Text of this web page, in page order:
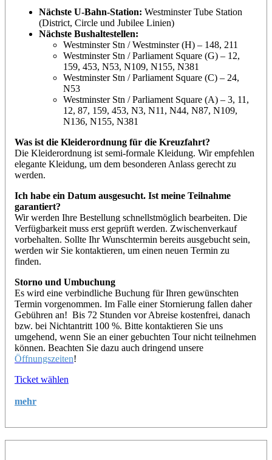
Nächste U-Bahn-Station: Westminster Tube Station
(District, Circle und Jubilee Linien)
Nächste Bushaltestellen:
Westminster Stn / Westminster (H) – 148, 211
Westminster Stn / Parliament Square (G) – 12,
159, 453, N53, N109, N155, N381
Westminster Stn / Parliament Square (C) – 24,
N53
Westminster Stn / Parliament Square (A) – 3, 11,
12, 87, 159, 453, N3, N11, N44, N87, N109,
N136, N155, N381
Was ist die Kleiderordnung für die Kreuzfahrt?
Die Kleiderordnung ist semi-formale Kleidung. Wir empfehlen
elegante Kleidung, um dem besonderen Anlass gerecht zu
werden.
Ich habe ein Datum ausgesucht. Ist meine Teilnahme
garantiert?
Wir werden Ihre Bestellung schnellstmöglich bearbeiten. Die
Verfügbarkeit muss erst geprüft werden. Zwischenverkauf
vorbehalten. Sollte Ihr Wunschtermin bereits ausgebucht sein,
werden wir Sie kontaktieren, um einen neuen Termin zu
finden.
Storno und Umbuchung
Es wird eine verbindliche Buchung für Ihren gewünschten
Termin vorgenommen. Im Falle einer Stornierung fallen daher
Gebühren an! Bis 72 Stunden vor Abreise kostenfrei, danach
bzw. bei Nichtantritt 100 %. Bitte kontaktieren Sie uns
umgehend, wenn Sie an einer gebuchten Tour nicht teilnehmen
können. Beachten Sie dazu auch dringend unsere
Öffnungszeiten!
Ticket wählen
mehr